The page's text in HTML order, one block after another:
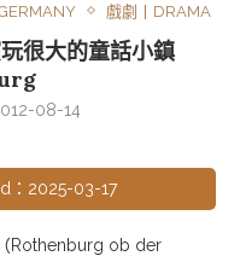
戲劇丨DRAMA
很大的童話小鎮
08-14
：2025-03-17
（Rothenburg ob der